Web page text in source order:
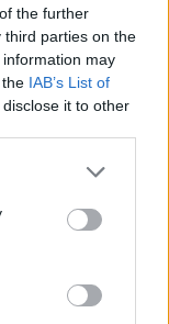
the further
third parties on the
information may
IAB’s List of
it to other
con 19 años
de la Fe
1.2. Fotografías
varias